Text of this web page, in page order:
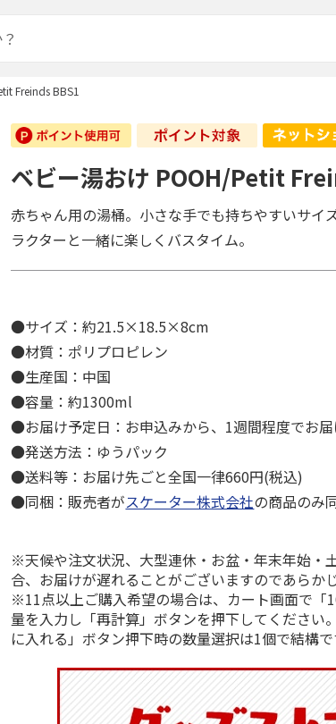
Freinds BBS1
ベビー湯おけ POOH/Petit
赤ちゃん用の湯桶。小さな手でも持ちやすいサイ
ラクターと一緒に楽しくバスタイム。
●サイズ：約21.5×18.5×8cm
●材質：ポリプロピレン
●生産国：中国
●容量：約1300ml
●お届け予定日：お申込みから、1週間程度でお届
●発送方法：ゆうパック
●送料等：お届け先ごと全国一律660円(税込)
●同梱：販売者がスケーター株式会社の商品のみ
※天候や注文状況、大型連休・お盆・年末年始・
合、お届けが遅れることがございますのであらか
※11点以上ご購入希望の場合は、カート画面で「
量を入力し「再計算」ボタンを押下してください
に入れる」ボタン押下時の数量選択は1個で結構で